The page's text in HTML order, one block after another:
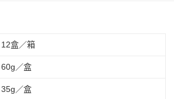
確認金額後，即可完成結帳。
14天內，點擊此簡訊中的連結，可透過四大超商／
方式進行付款，方視為交易完成。
當下不需立刻繳費，但若您需要取消訂單，請聯絡
家同意取消之訂單仍視為有效，需透過AFTEE先享
先享後付 」之結帳頁面顯示為準，若有關於
含以上)免運費
含以上)免運費
12盒／箱
60g／盒
35g／盒